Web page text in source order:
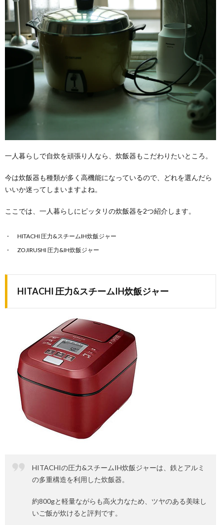
一人暮らしで自炊を頑張り人なら、炊飯器もこだわりたいところ。
今は炊飯器も種類が多く高機能になっているので、どれを選んだら
いいか迷ってしまいますよね。
ここでは、一人暮らしにピッタリの炊飯器を2つ紹介します。
HITACHI 圧力&スチームIH炊飯ジャー
ZOJIRUSHI 圧力&IH炊飯ジャー
HITACHI 圧力&スチームIH炊飯ジャー
HITACHIの圧力&スチームIH炊飯ジャーは、鉄とアルミ
の多重構造を利用した炊飯器。
約800gと軽量ながらも高火力なため、ツヤのある美味し
いご飯が炊けると評判です。